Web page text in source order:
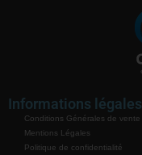
Informations légales
Conditions Générales de vente
Mentions Légales
Politique de confidentialité